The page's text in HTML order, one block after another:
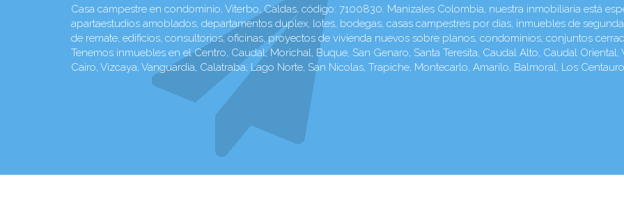
Casa campestre en condominio, Viterbo, Caldas, código: 7100830. Manizales Colombia, nuestra inmobiliaria está
apartaestudios amoblados, departamentos duplex, lotes, bodegas, casas campestres por dias, inmuebles de
de remate, edificios, consultorios, oficinas, proyectos de vivienda nuevos sobre planos, condominios, conjuntos
Tenemos inmuebles en el Centro, Caudal, Morichal, Buque, San Genaro, Santa Teresita, Caudal Alto, Caudal
Cairo, Vizcaya, Vanguardia, Calatraba, Lago Norte, San Nicolas, Trapiche, Montecarlo, Amarilo, Balmoral, Los